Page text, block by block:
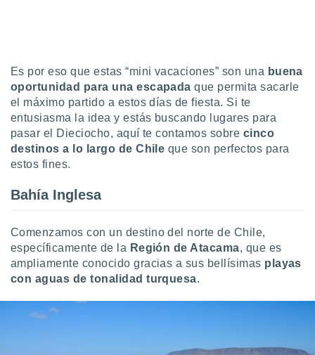
aceptar
sitio
En
de que
se
para
ni para
o
Es por eso que estas “mini vacaciones” son una buena
oportunidad para una escapada que permita sacarle
el máximo partido a estos días de fiesta. Si te
entusiasma la idea y estás buscando lugares para
pasar el Dieciocho, aquí te contamos sobre cinco
destinos a lo largo de Chile que son perfectos para
estos fines.
Bahía Inglesa
Comenzamos con un destino del norte de Chile,
específicamente de la Región de Atacama, que es
ampliamente conocido gracias a sus bellísimas playas
con aguas de tonalidad turquesa.